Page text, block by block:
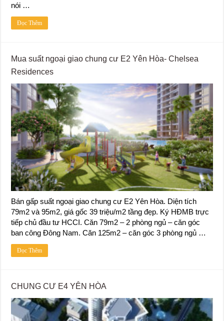
nói …
Đọc Thêm
Mua suất ngoại giao chung cư E2 Yên Hòa- Chelsea
Residences
Bán gấp suất ngoại giao chung cư E2 Yên Hòa. Diện tích
79m2 và 95m2, giá gốc 39 triệu/m2 tầng đẹp. Ký HĐMB trực
tiếp chủ đầu tư HCCI. Căn 79m2 – 2 phòng ngủ – căn góc
ban công Đông Nam. Căn 125m2 – căn góc 3 phòng ngủ …
Đọc Thêm
CHUNG CƯ E4 YÊN HÒA